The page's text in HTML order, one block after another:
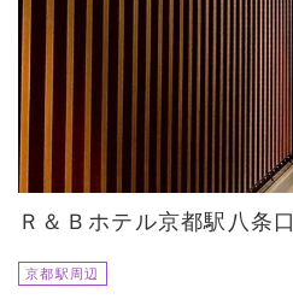
Ｒ＆Ｂホテル京都駅八条口
京都駅周辺